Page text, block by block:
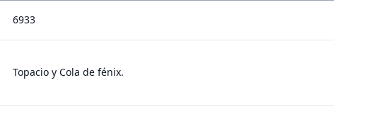
6933
Topacio y Cola de fénix.